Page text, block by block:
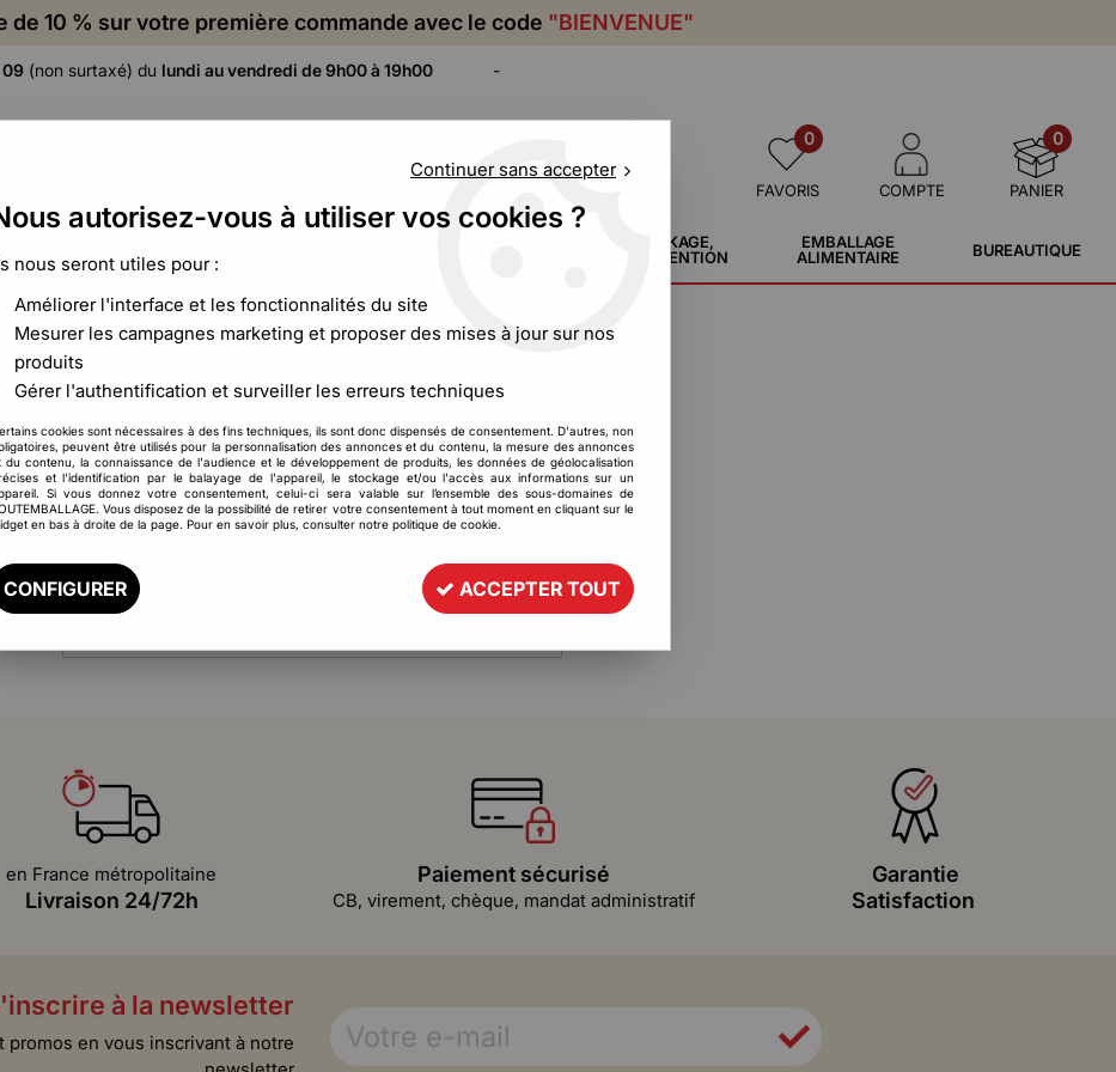
de 10 % sur votre première commande avec le code "BIENVENUE"
09 (non surtaxé) du lundi au vendredi de 9h00 à 19h00 -
0
FAVORIS COMPTE
0
PANIER
PROTECTION
ADHÉSIF,
STOCKAGE,
MANUTENTION
EMBALLAGE
ALIMENTAIRE
BUREAUTIQUE
Mot de passe oublié
E-mail
Retour VALIDER
en France métropolitaine
Livraison 24/72h
Paiement sécurisé
CB, virement, chèque, mandat administratif
Garantie
Satisfaction
à la newsletter
en vous inscrivant à notre
Continuer sans accepter
autorisez-vous à utiliser vos cookies ?
nous seront utiles pour :
Améliorer l'interface et les fonctionnalités du site
Mesurer les campagnes marketing et proposer des mises à jour sur nos
produits
Gérer l'authentification et surveiller les erreurs techniques
cookies sont nécessaires à des fins techniques, ils sont donc dispensés de consentement. D'autres, non
peuvent être utilisés pour la personnalisation des annonces et du contenu, la mesure des annonces
du contenu, la connaissance de l'audience et le développement de produits, les données de géolocalisation
et l'identification par le balayage de l'appareil, le stockage et/ou l'accès aux informations sur un
Si vous donnez votre consentement, celui-ci sera valable sur l’ensemble des sous-domaines de
Vous disposez de la possibilité de retirer votre consentement à tout moment en cliquant sur le
en bas à droite de la page. Pour en savoir plus, consulter notre politique de cookie.
CONFIGURER ACCEPTER TOUT